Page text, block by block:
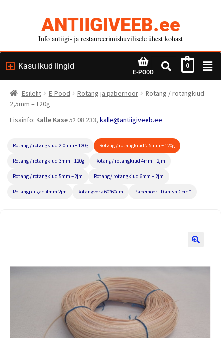
ANTIIGIVEEB.ee
Info antiigi- ja restaureerimishuvilisele ühest kohast
Kasulikud lingid
E-POOD
0
Esileht E-Pood Rotang ja pabernöör
Rotang / rotangkiud
2,5mm – 120g
Lisainfo: Kalle Kase52 08 233, kalle@antiigiveeb.ee
Rotang / rotangkiud 2,0mm – 120g Rotang / rotangkiud 2,5mm – 120g
Rotang / rotangkiud 3mm – 120g Rotang / rotangkiud 4mm – 2jm
Rotang / rotangkiud 5mm – 2jm Rotang / rotangkiud 6mm – 2jm
Rotangpulgad 4mm 2jm Rotangvõrk 60*60cm Pabernöör “Danish Cord”